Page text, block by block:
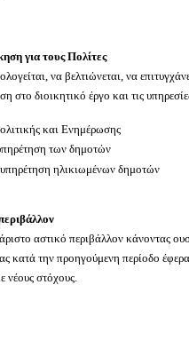
για τους Πολίτες
να βελτιώνεται, να
στο διοικητικό έργο και τις
και Ενημέρωσης
των δημοτών
ηλικιωμένων δημοτών
αστικό περιβάλλον κάνοντας
κατά την προηγούμενη περίοδο
νέους στόχους.